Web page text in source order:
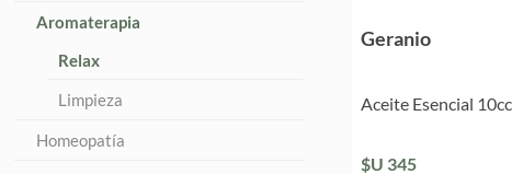
Geranio
Aceite Esencial 10cc
$U 345
Aromaterapia
Relax
Limpieza
Homeopatía